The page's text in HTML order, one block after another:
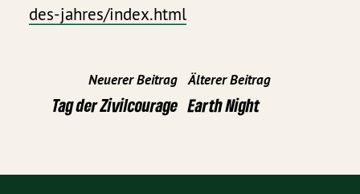
des-jahres/index.html
Neuerer Beitrag
Tag der Zivilcourage
Älterer Beitrag
Earth Night